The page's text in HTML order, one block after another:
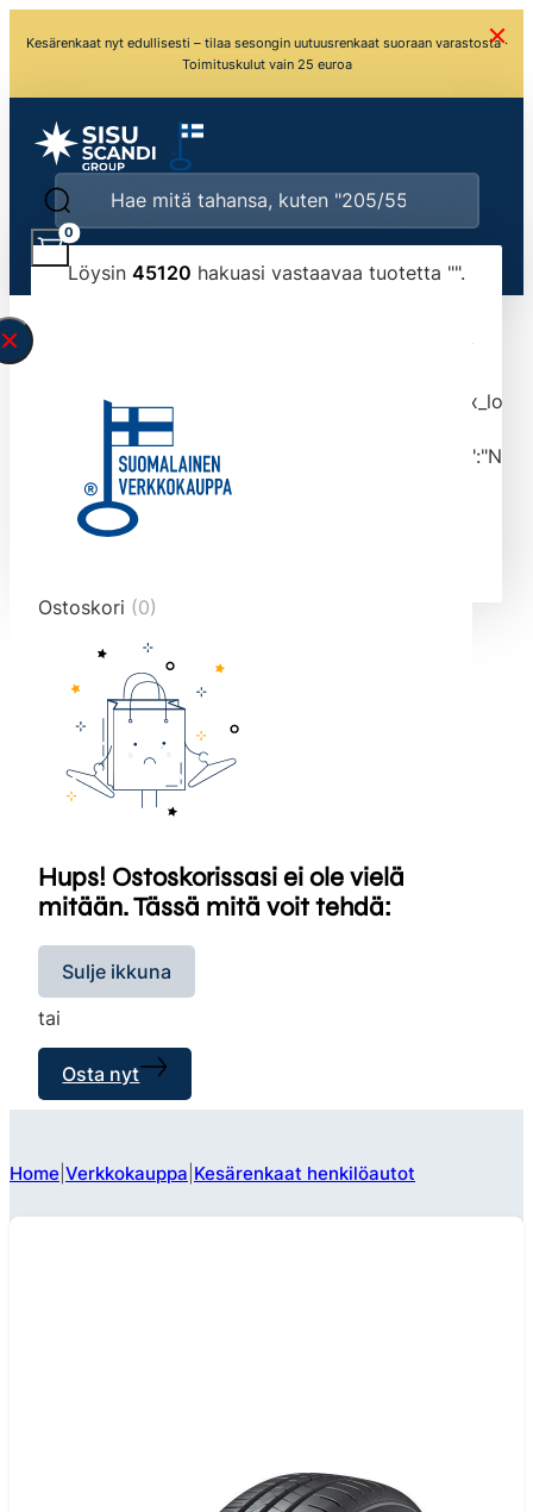
Kesärenkaat nyt edullisesti – tilaa sesongin uutuusrenkaat suoraan varastosta ·
Toimituskulut vain 25 euroa
Löysin 45120 hakuasi vastaavaa tuotetta "".
typed the search query correctly.<br>Currently
tmlmvi","meta_query":
data-original-query-vars="[]" data-page="1"
data-max-pages="4512" data-start="1" data-
end="10">
0
Ostoskori (0)
Hups! Ostoskorissasi ei ole vielä
mitään. Tässä mitä voit tehdä:
Sulje ikkuna
tai
Osta nyt
Home Verkkokauppa Kesärenkaat henkilöautot